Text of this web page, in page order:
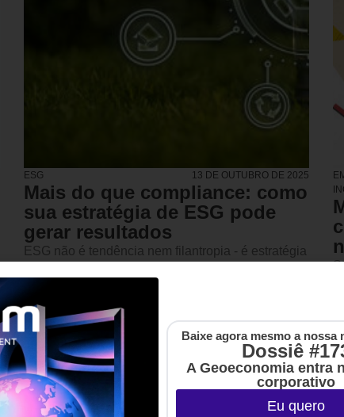
ESG 13 DE OUTUBRO DE 2025
Mais do que compliance: como
sua estratégia de ESG pode
gerar resultados
ESG não é tendência nem filantropia - é estratégia
Ana Fontes -
Empreendeedora social,
fundadora da Rede
Mulher Empreendedora
(RME) e do Instituto
RME
Baixe agora mesmo a nossa
Dossiê
A Geoeconomia entra
corporativo
Eu quero